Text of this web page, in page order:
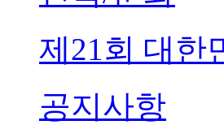
제21회 대한
공지사항